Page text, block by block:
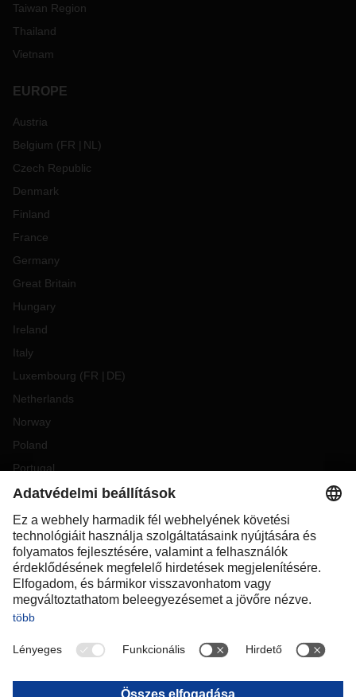
Taiwan Region
Thailand
Vietnam
EUROPE
Austria
Belgium (FR NL )
Czech Republic
Denmark
Finland
France
Germany
Great Britain
Hungary
Ireland
Italy
Luxembourg (FR DE)
Netherlands
Norway
Poland
Portugal
Romania
Slovakia
Spain
Sweden
Switzerland( DE FR)
Turkey
OCEANIA